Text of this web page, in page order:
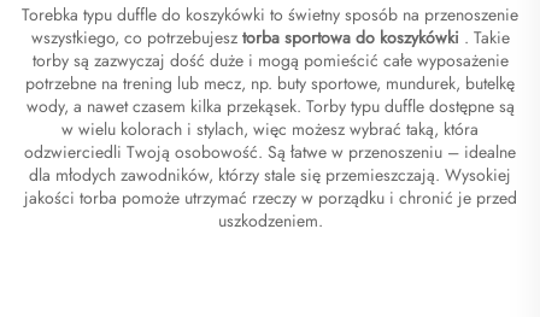
Torebka typu duffle do koszykówki to świetny sposób na przenoszenie
wszystkiego, co potrzebujesz torba sportowa do koszykówki . Takie
torby są zazwyczaj dość duże i mogą pomieścić całe wyposażenie
potrzebne na trening lub mecz, np. buty sportowe, mundurek, butelkę
wody, a nawet czasem kilka przekąsek. Torby typu duffle dostępne są
w wielu kolorach i stylach, więc możesz wybrać taką, która
odzwierciedli Twoją osobowość. Są łatwe w przenoszeniu – idealne
dla młodych zawodników, którzy stale się przemieszczają. Wysokiej
jakości torba pomoże utrzymać rzeczy w porządku i chronić je przed
uszkodzeniem.